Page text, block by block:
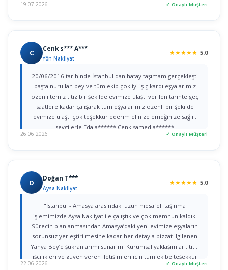
19.07.2026 ✓ Onaylı Müşteri
C Cenk s*** A***
Yön Nakliyat
★★★★★ 5.0
20/06/2016 tarihinde İstanbul dan hatay taşımam gerçekleşti
başta nurullah bey ve tüm ekip çok iyi iş çıkardı eşyalarımız
özenli temiz titiz bir şekilde evimize ulaştı verilen tarihte geç
saatlere kadar çalışarak tüm eşyalarımız özenli bir şekilde
evimize ulaştı çok teşekkür ederim elinize emeğinize sağlık
sevgilerle Eda a****** Cenk samed a******
26.06.2026 ✓ Onaylı Müşteri
D Doğan T***
Aysa Nakliyat
★★★★★ 5.0
"İstanbul - Amasya arasındaki uzun mesafeli taşınma
işlemimizde Aysa Nakliyat ile çalıştık ve çok memnun kaldık.
Sürecin planlanmasından Amasya’daki yeni evimize eşyaların
sorunsuz yerleştirilmesine kadar her detayla bizzat ilgilenen
Yahya Bey’e şükranlarımı sunarım. Kurumsal yaklaşımları, titiz
işçilikleri ve güven veren iletişimleri için tüm ekibe teşekkür
22.06.2026 ✓ Onaylı Müşteri